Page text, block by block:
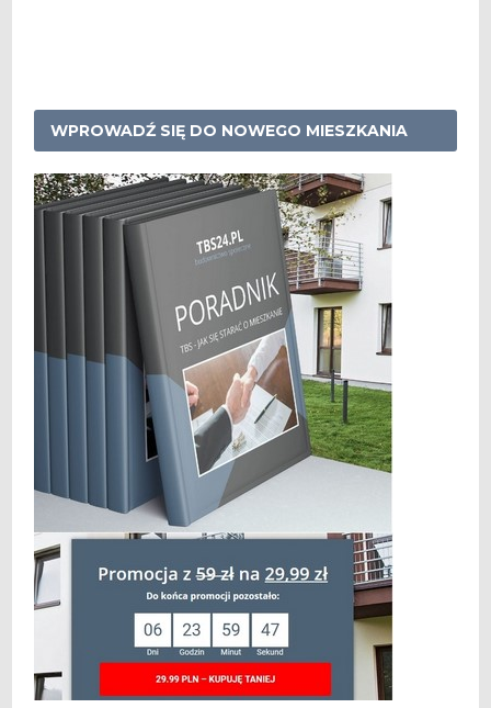
WPROWADŹ SIĘ DO NOWEGO MIESZKANIA